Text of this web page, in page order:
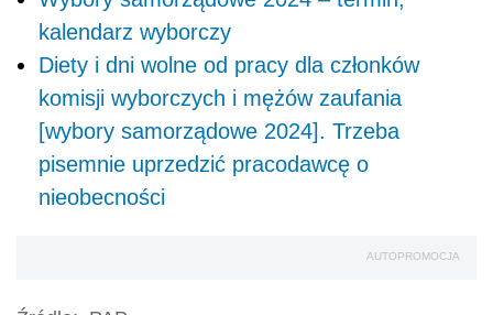
kalendarz wyborczy
Diety i dni wolne od pracy dla członków
komisji wyborczych i mężów zaufania
[wybory samorządowe 2024]. Trzeba
pisemnie uprzedzić pracodawcę o
nieobecności
AUTOPROMOCJA